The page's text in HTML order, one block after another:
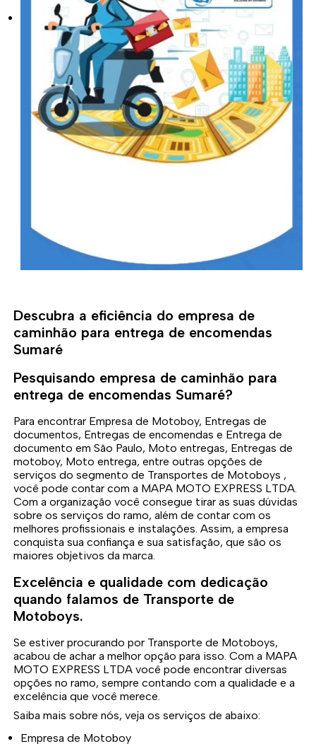
Descubra a eficiência do empresa de
caminhão para entrega de encomendas
Sumaré
Pesquisando empresa de caminhão para
entrega de encomendas Sumaré?
Para encontrar Empresa de Motoboy, Entregas de
documentos, Entregas de encomendas e Entrega de
documento em São Paulo, Moto entregas, Entregas de
motoboy, Moto entrega, entre outras opções de
serviços do segmento de Transportes de Motoboys ,
você pode contar com a MAPA MOTO EXPRESS LTDA.
Com a organização você consegue tirar as suas dúvidas
sobre os serviços do ramo, além de contar com os
melhores profissionais e instalações. Assim, a empresa
conquista sua confiança e sua satisfação, que são os
maiores objetivos da marca.
Excelência e qualidade com dedicação
quando falamos de Transporte de
Motoboys.
Se estiver procurando por Transporte de Motoboys,
acabou de achar a melhor opção para isso. Com a MAPA
MOTO EXPRESS LTDA você pode encontrar diversas
opções no ramo, sempre contando com a qualidade e a
excelência que você merece.
Saiba mais sobre nós, veja os serviços de abaixo:
Empresa de Motoboy